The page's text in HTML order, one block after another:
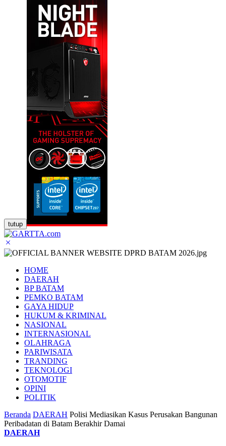
tutup
HOME
DAERAH
BP BATAM
PEMKO BATAM
GAYA HIDUP
HUKUM & KRIMINAL
NASIONAL
INTERNASIONAL
OLAHRAGA
PARIWISATA
TRANDING
TEKNOLOGI
OTOMOTIF
OPINI
POLITIK
Beranda DAERAH Polisi Mediasikan Kasus Perusakan Bangunan
Peribadatan di Batam Berakhir Damai
DAERAH